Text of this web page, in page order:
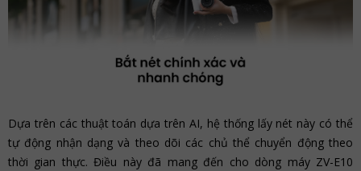
Dựa trên các thuật toán dựa trên AI, hệ thống lấy nét này có thể
tự động nhận dạng và theo dõi các chủ thể chuyển động theo
thời gian thực. Điều này đã mang đến cho dòng máy ZV-E10